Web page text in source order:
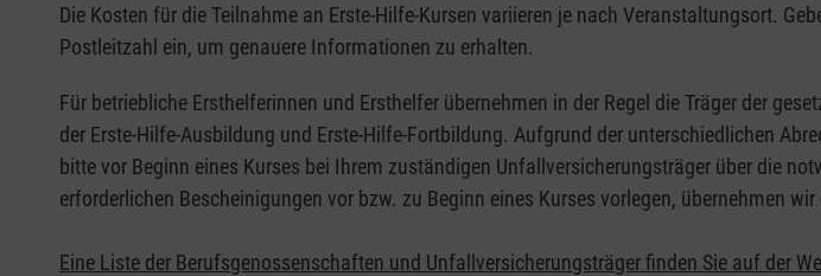
Die Kosten für die Teilnahme an Erste-Hilfe-Kursen variieren je nach Veranstaltungsort.
Postleitzahl ein, um genauere Informationen zu erhalten.
Für betriebliche Ersthelferinnen und Ersthelfer übernehmen in der Regel die Träger der
der Erste-Hilfe-Ausbildung und Erste-Hilfe-Fortbildung. Aufgrund der unterschiedlichen
bitte vor Beginn eines Kurses bei Ihrem zuständigen Unfallversicherungsträger über die
erforderlichen Bescheinigungen vor bzw. zu Beginn eines Kurses vorlegen, übernehmen
Eine Liste der Berufsgenossenschaften und Unfallversicherungsträger finden Sie auf der